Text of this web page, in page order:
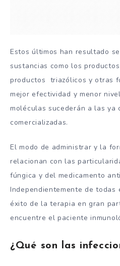
Estos últimos han resultado
sustancias como los
productos triazólicos y otras
mejor efectividad y menor
moléculas sucederán a las ya
comercializadas.
El modo de administrar y la
relacionan con las
fúngica y del medicamento
Independientemente de todas
éxito de la terapia en gran
encuentre el paciente
¿Qué son las